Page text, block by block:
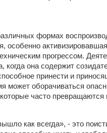
формах
особенно
прогрессом.
когда она содержит
принести и
может оборачиваться
часто превращаются
как всегда», - это